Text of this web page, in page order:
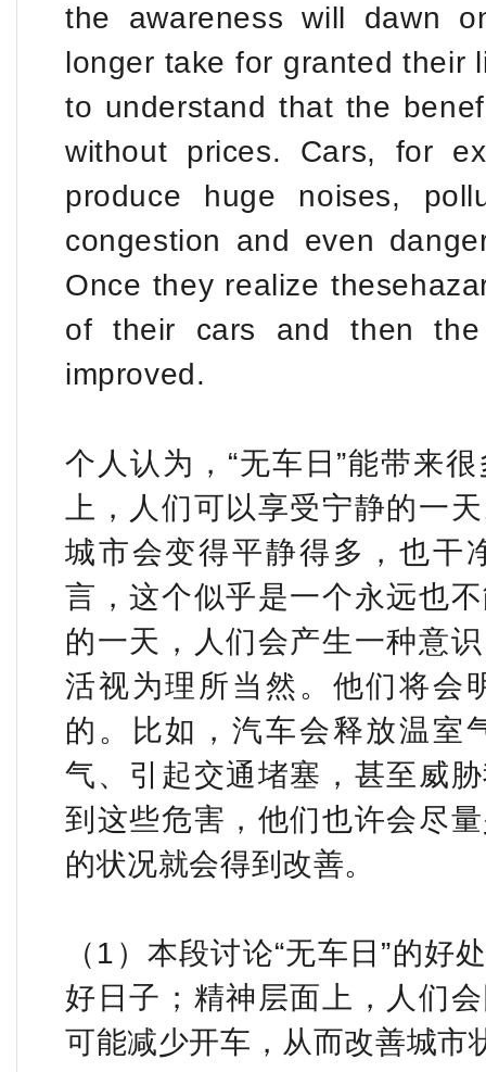
the awareness will dawn
longer take for granted their
to understand that the
without prices. Cars, for
produce huge noises,
congestion and even
Once they realize
of their cars and then
improved.
个人认为，“无车日”能带来
上，人们可以享受宁静的一
城市会变得平静得多，也干
言，这个似乎是一个永远也
的一天，人们会产生一种意
活视为理所当然。他们将会
的。比如，汽车会释放温室
气、引起交通堵塞，甚至威
到这些危害，他们也许会尽
的状况就会得到改善。
（1）本段讨论“无车日”的
好日子；精神层面上，人们
可能减少开车，从而改善城